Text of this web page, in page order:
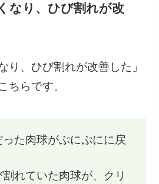
なり、ひび割れが改
り、ひび割れが改善した」
ちらです。
った肉球がぷにぷにに戻
割れていた肉球が、クリ